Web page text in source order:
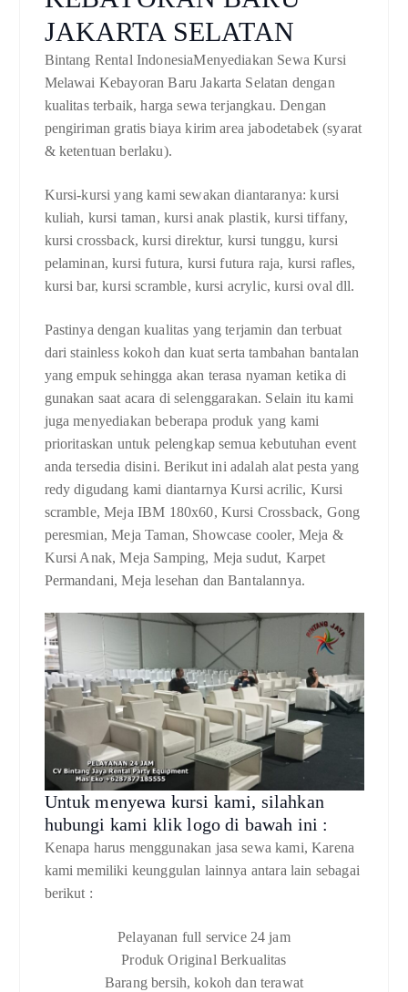
JAKARTA SELATAN
Bintang Rental IndonesiaMenyediakan Sewa Kursi
Melawai Kebayoran Baru Jakarta Selatan dengan
kualitas terbaik, harga sewa terjangkau. Dengan
pengiriman gratis biaya kirim area jabodetabek (syarat
& ketentuan berlaku).
Kursi-kursi yang kami sewakan diantaranya: kursi
kuliah, kursi taman, kursi anak plastik, kursi tiffany,
kursi crossback, kursi direktur, kursi tunggu, kursi
pelaminan, kursi futura, kursi futura raja, kursi rafles,
kursi bar, kursi scramble, kursi acrylic, kursi oval dll.
Pastinya dengan kualitas yang terjamin dan terbuat
dari stainless kokoh dan kuat serta tambahan bantalan
yang empuk sehingga akan terasa nyaman ketika di
gunakan saat acara di selenggarakan. Selain itu kami
juga menyediakan beberapa produk yang kami
prioritaskan untuk pelengkap semua kebutuhan event
anda tersedia disini. Berikut ini adalah alat pesta yang
redy digudang kami diantarnya Kursi acrilic, Kursi
scramble, Meja IBM 180x60, Kursi Crossback, Gong
peresmian, Meja Taman, Showcase cooler, Meja &
Kursi Anak, Meja Samping, Meja sudut, Karpet
Permandani, Meja lesehan dan Bantalannya.
Untuk menyewa kursi kami, silahkan
hubungi kami klik logo di bawah ini :
Kenapa harus menggunakan jasa sewa kami, Karena
kami memiliki keunggulan lainnya antara lain sebagai
berikut :
Pelayanan full service 24 jam
Produk Original Berkualitas
Barang bersih, kokoh dan terawat